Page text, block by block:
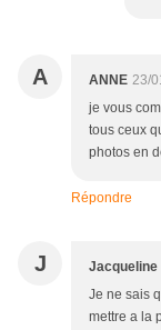
A ANNE 23/
je vous
tous ceux
photos en
Répondre
J Jacqueline
Je ne sais
mettre a la